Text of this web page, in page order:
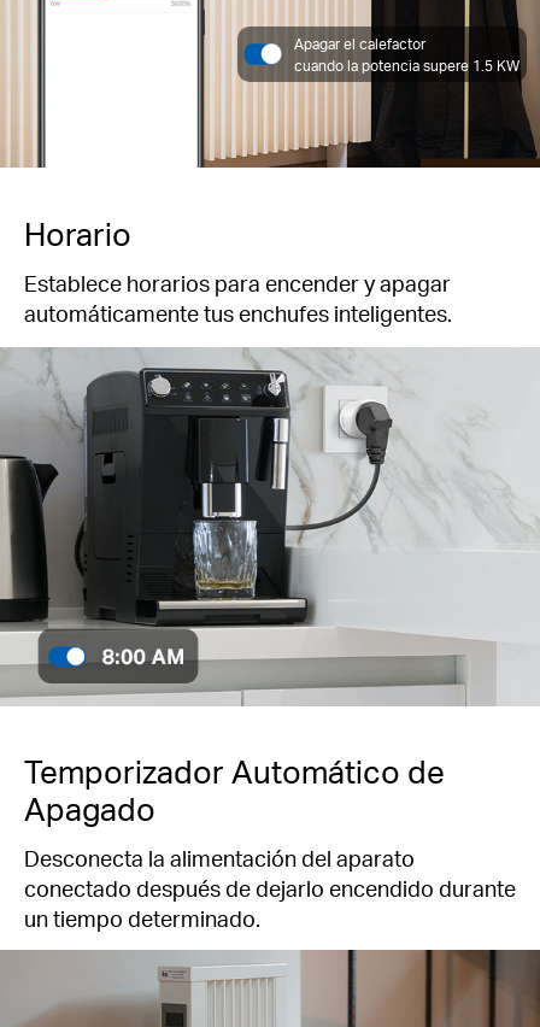
Apagar el calefactor
cuando la potencia supere 1.5 KW
Horario
Establece horarios para encender y apagar
automáticamente tus enchufes inteligentes.
Temporizador Automático de
Apagado
Desconecta la alimentación del aparato
conectado después de dejarlo encendido durante
un tiempo determinado.